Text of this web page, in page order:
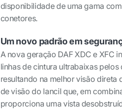
disponibilidade de uma gama
conetores.
Um novo padrão em
A nova geração DAF XDC e XFC
linhas de cintura ultrabaixas
resultando na melhor visão direta
de visão do lancil que, em
proporciona uma vista